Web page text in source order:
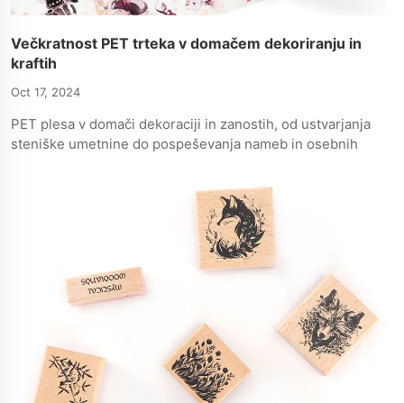
Večkratnost PET trteka v domačem dekoriranju in
kraftih
Oct 17, 2024
PET plesa v domači dekoraciji in zanostih, od ustvarjanja
steniške umetnine do pospeševanja nameb in osebnih